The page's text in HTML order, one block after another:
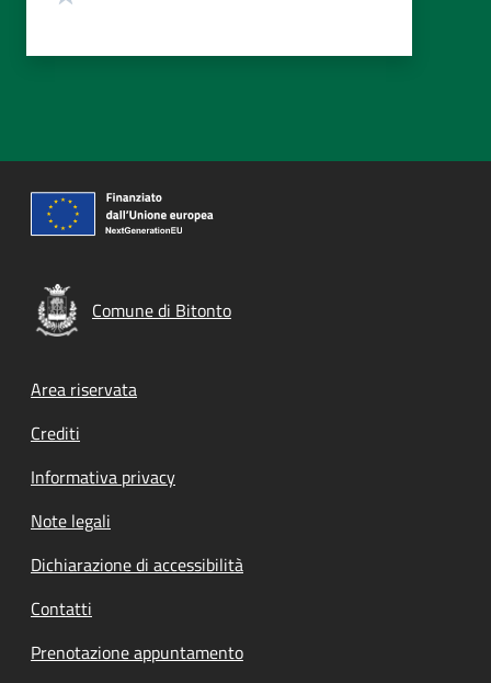
Comune di Bitonto
Footer menu
Area riservata
Crediti
Informativa privacy
Note legali
Dichiarazione di accessibilità
Contatti
Prenotazione appuntamento